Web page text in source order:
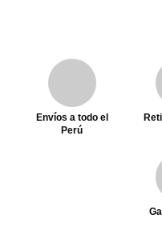
Envíos a todo el
Perú